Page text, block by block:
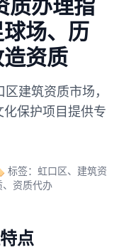
场、历
资质
建筑资质市场，
保护项目提供专
标签：虹口区、建筑资
、资质代办
点